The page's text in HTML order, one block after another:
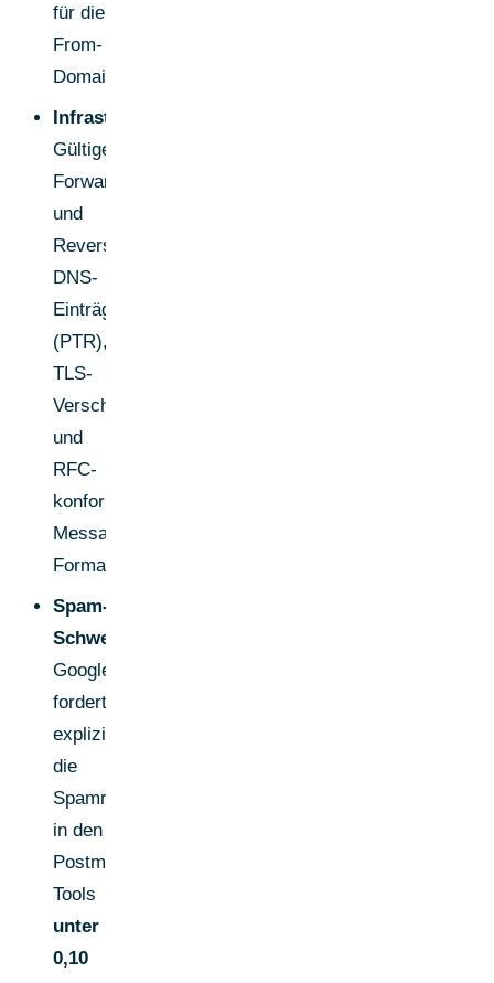
für die
From-
Domain.
Infrastruktur:
Gültige
Forward-
und
Reverse-
DNS-
Einträge
(PTR),
TLS-
Verschlüsselung
und
RFC-
konforme
Message-
Formate.
Spam-
Schwellen:
Google
fordert
explizit,
die
Spamrate
in den
Postmaster-
Tools
unter
0,10